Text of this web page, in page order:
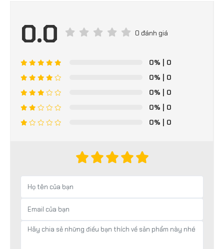
0.0 0 đánh giá
0% | 0
0% | 0
0% | 0
0% | 0
0% | 0